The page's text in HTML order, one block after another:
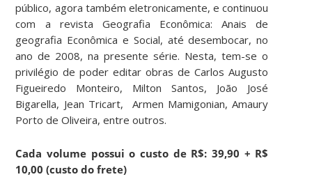
público, agora também eletronicamente, e continuou
com a revista Geografia Econômica: Anais de
geografia Econômica e Social, até desembocar, no
ano de 2008, na presente série. Nesta, tem-se o
privilégio de poder editar obras de Carlos Augusto
Figueiredo Monteiro, Milton Santos, João José
Bigarella, Jean Tricart, Armen Mamigonian, Amaury
Porto de Oliveira, entre outros.
Cada volume possui o custo de R$: 39,90 + R$
10,00 (custo do frete)